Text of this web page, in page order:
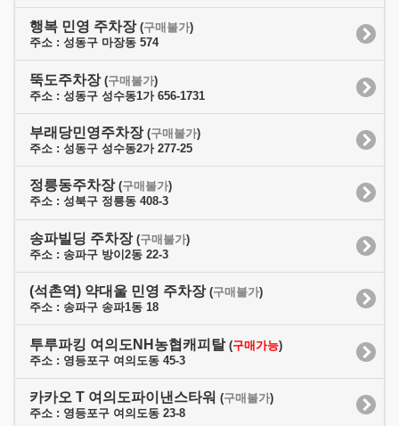
행복 민영 주차장 (구매불가)
주소 : 성동구 마장동 574
뚝도주차장 (구매불가)
주소 : 성동구 성수동1가 656-1731
부래당민영주차장 (구매불가)
주소 : 성동구 성수동2가 277-25
정릉동주차장 (구매불가)
주소 : 성북구 정릉동 408-3
송파빌딩 주차장 (구매불가)
주소 : 송파구 방이2동 22-3
(석촌역) 약대울 민영 주차장 (구매불가)
주소 : 송파구 송파1동 18
투루파킹 여의도NH농협캐피탈 (구매가능)
주소 : 영등포구 여의도동 45-3
카카오 T 여의도파이낸스타워 (구매불가)
주소 : 영등포구 여의도동 23-8